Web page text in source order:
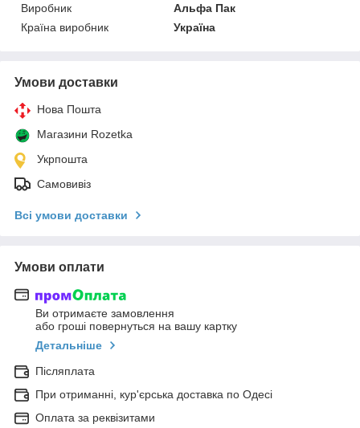
Виробник
Альфа Пак
Країна виробник
Україна
Умови доставки
Нова Пошта
Магазини Rozetka
Укрпошта
Самовивіз
Всі умови доставки
Умови оплати
Ви отримаєте замовлення
або гроші повернуться на вашу картку
Детальніше
Післяплата
При отриманні, кур'єрська доставка по Одесі
Оплата за реквізитами